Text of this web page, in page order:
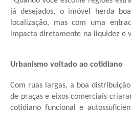
já desejados, o imóvel herda
localização, mas com uma
impacta diretamente na liquidez e
Urbanismo voltado ao cotidiano
Com ruas largas, a boa
de praças e eixos comerciais
cotidiano funcional e